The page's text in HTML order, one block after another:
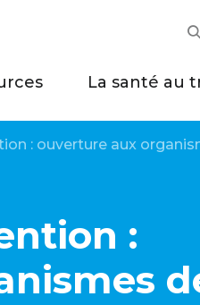
La santé au
:
: ouverture aux